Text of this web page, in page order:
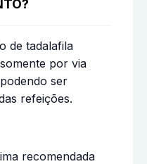
de tadalafila
por via
ser
refeições.
recomendada